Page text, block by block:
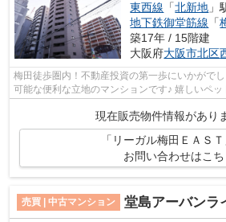
東西線 「北新地 」
地下鉄御堂筋線 「
築17年 / 15階建
大阪府大阪市北区
梅田徒歩圏内！不動産投資の第一歩にいかがで
可能な便利な立地のマンションです♪ 嬉しいペッ
有) 【内覧希望随時受付中！お気軽...
現在販売物件情報があり
「リーガル梅田ＥＡＳ
お問い合わせはこち
売買 | 中古マンション 堂島アーバンラ